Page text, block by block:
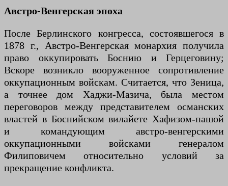
Австро-Венгерская эпоха
После Берлинского конгресса, состоявшегося в
1878 г., Австро-Венгерская монархия получила
право оккупировать Боснию и Герцеговину;
Вскоре возникло вооруженное сопротивление
оккупационным войскам. Считается, что Зеница,
а точнее дом Хаджи-Мазича, была местом
переговоров между представителем османских
властей в Боснийском вилайете Хафизом-пашой
и командующим австро-венгерскими
оккупационными войсками генералом
Филиповичем относительно условий за
прекращение конфликта.